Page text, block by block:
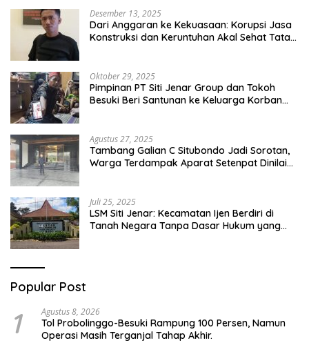
Desember 13, 2025
Dari Anggaran ke Kekuasaan: Korupsi Jasa
Konstruksi dan Keruntuhan Akal Sehat Tata
Oktober 29, 2025
Pimpinan PT Siti Jenar Group dan Tokoh
Besuki Beri Santunan ke Keluarga Korban
Agustus 27, 2025
Tambang Galian C Situbondo Jadi Sorotan,
Warga Terdampak Aparat Setenpat Dinilai
Juli 25, 2025
LSM Siti Jenar: Kecamatan Ijen Berdiri di
Tanah Negara Tanpa Dasar Hukum yang
Popular Post
1 Agustus 8, 2026
Tol Probolinggo-Besuki Rampung 100 Persen, Namun
Operasi Masih Terganjal Tahap Akhir.